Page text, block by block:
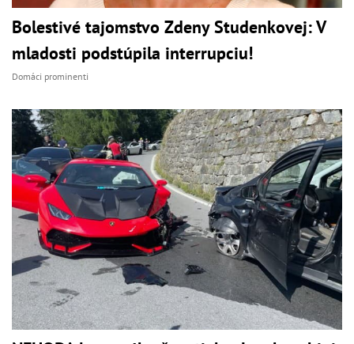
Bolestivé tajomstvo Zdeny Studenkovej: V
mladosti podstúpila interrupciu!
Domáci prominenti